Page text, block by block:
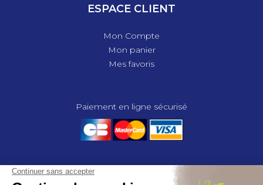
ESPACE CLIENT
Mon Compte
Mon panier
Mes favoris
Paiement en ligne sécurisé
© 2025 - GROUPE COMPAS, TOUS DROITS RÉSERVÉS.